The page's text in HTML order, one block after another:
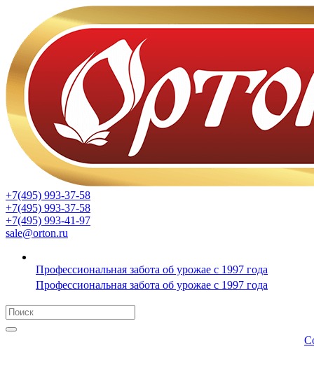
+7(495) 993-37-58
+7(495) 993-37-58
+7(495) 993-41-97
sale@orton.ru
Профессиональная забота об урожае с 1997 года
Профессиональная забота об урожае с 1997 года